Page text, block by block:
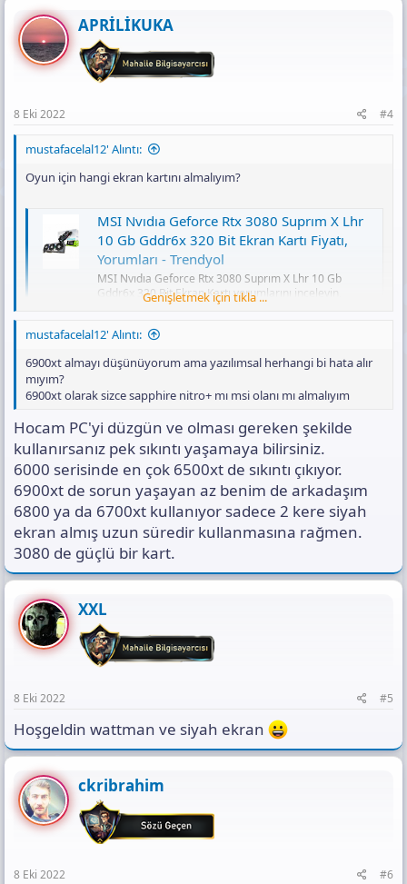
APRİLİKUKA
8 Eki 2022 #4
mustafacelal12' Alıntı:
Oyun için hangi ekran kartını almalıyım?
MSI Nvıdıa Geforce Rtx 3080 Suprım X Lhr
10 Gb Gddr6x 320 Bit Ekran Kartı Fiyatı,
Yorumları - Trendyol
MSI Nvıdıa Geforce Rtx 3080 Suprım X Lhr 10 Gb
Gddr6x 320 Bit Ekran Kartı yorumlarını inceleyin,
Trendyol'a özel indirimli fiyata satın alın.
www.trendyol.com
Gddr6 256bit Amd Ekran Kartı Fiyatı,
Yorumları - Trendyol
MSI Radeon Rx 6900 Xt Gamıng Z Trıo 16gb Gddr6
256bit Amd Ekran Kartı yorumlarını inceleyin,
Trendyol'a özel indirimli fiyata satın alın.
www.trendyol.com
Sapphire AMD Radeon RX 6900 XT Nitro+ OC 11308-
03-20G 16 GB GDDR6 256 Bit Ekran Kartı Fiyatları ve
Özellikleri
Sapphire AMD Radeon RX 6900 XT Nitro+ OC 11308-03-20G 16 GB
GDDR6 256 Bit Ekran Kartı en iyi özellikleri ve gerçek kullanıcı
yorumları uygun fiyatlarla n11'de. Kampanyalı ve uygun fiyatlarla
satın al.
www.n11.com
Genişletmek için tıkla ...
mustafacelal12' Alıntı:
6900xt almayı düşünüyorum ama yazılımsal herhangi bi hata alır
mıyım?
6900xt olarak sizce sapphire nitro+ mı msi olanı mı almalıyım
Hocam PC'yi düzgün ve olması gereken şekilde
kullanırsanız pek sıkıntı yaşamaya bilirsiniz.
6000 serisinde en çok 6500xt de sıkıntı çıkıyor.
6900xt de sorun yaşayan az benim de arkadaşım
6800 ya da 6700xt kullanıyor sadece 2 kere siyah
ekran almış uzun süredir kullanmasına rağmen.
3080 de güçlü bir kart.
XXL
8 Eki 2022 #5
Hoşgeldin wattman ve siyah ekran
ckribrahim
8 Eki 2022 #6